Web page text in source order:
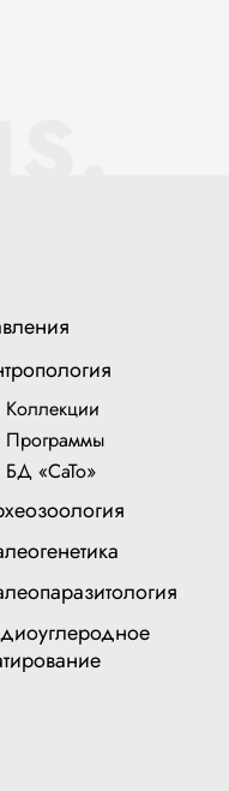
Коллекции
Программы
БД «СаТо»